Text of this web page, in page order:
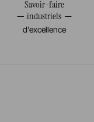
Savoir-faire
industriels
d'excellence